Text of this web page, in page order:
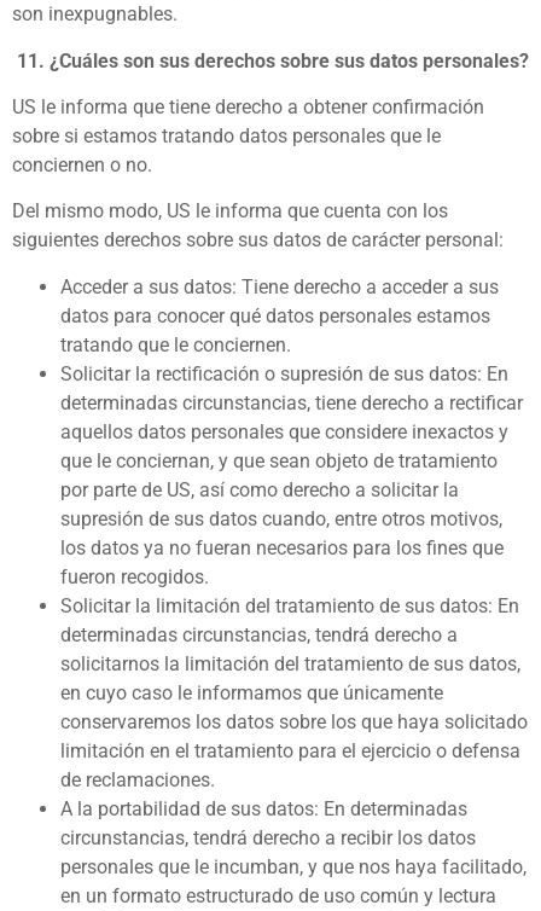
son inexpugnables.
11. ¿Cuáles son sus derechos sobre sus datos personales?
US le informa que tiene derecho a obtener confirmación
sobre si estamos tratando datos personales que le
conciernen o no.
Del mismo modo, US le informa que cuenta con los
siguientes derechos sobre sus datos de carácter personal:
Acceder a sus datos: Tiene derecho a acceder a sus
datos para conocer qué datos personales estamos
tratando que le conciernen.
Solicitar la rectificación o supresión de sus datos: En
determinadas circunstancias, tiene derecho a rectificar
aquellos datos personales que considere inexactos y
que le conciernan, y que sean objeto de tratamiento
por parte de US, así como derecho a solicitar la
supresión de sus datos cuando, entre otros motivos,
los datos ya no fueran necesarios para los fines que
fueron recogidos.
Solicitar la limitación del tratamiento de sus datos: En
determinadas circunstancias, tendrá derecho a
solicitarnos la limitación del tratamiento de sus datos,
en cuyo caso le informamos que únicamente
conservaremos los datos sobre los que haya solicitado
limitación en el tratamiento para el ejercicio o defensa
de reclamaciones.
A la portabilidad de sus datos: En determinadas
circunstancias, tendrá derecho a recibir los datos
personales que le incumban, y que nos haya facilitado,
en un formato estructurado de uso común y lectura